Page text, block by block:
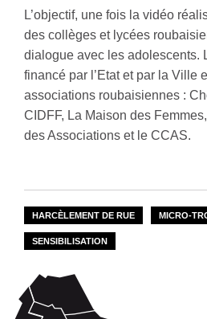
L’objectif, une fois la vidéo
des collèges et lycées
dialogue avec les adolescents.
financé par l’Etat et par la Ville
associations roubaisiennes :
CIDFF, La Maison des
des Associations et le CCAS.
HARCÈLEMENT DE RUE MICRO-
SENSIBILISATION